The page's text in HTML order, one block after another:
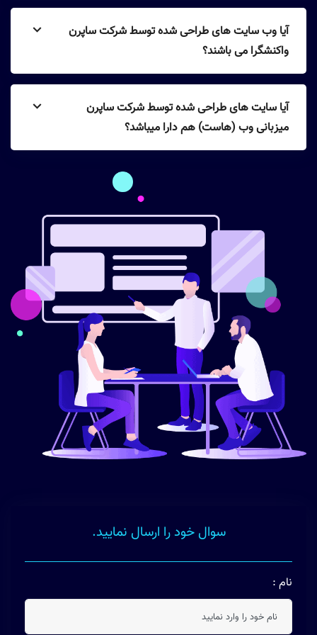
آیا وب سایت های طراحی شده توسط شرکت ساپرن
واکنشگرا می باشند؟
آیا سایت های طراحی شده توسط شرکت ساپرن
میزبانی وب (هاست) هم دارا میباشد؟
سوال خود را ارسال نمایید.
نام :